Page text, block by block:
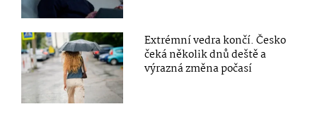
Extrémní vedra končí. Česko
čeká několik dnů deště a
výrazná změna počasí